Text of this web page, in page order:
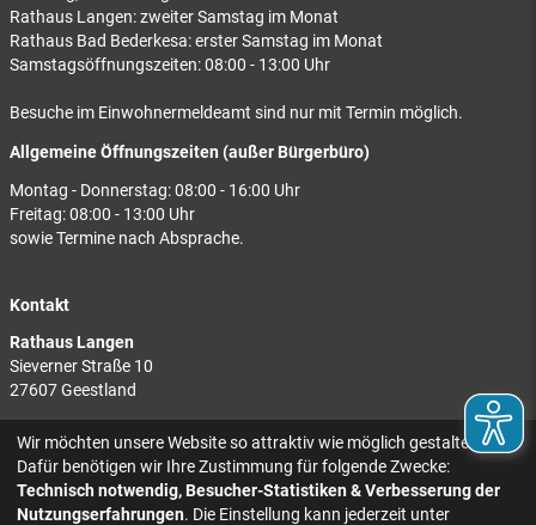
Rathaus Langen: zweiter Samstag im Monat
Rathaus Bad Bederkesa: erster Samstag im Monat
Samstagsöffnungszeiten: 08:00 - 13:00 Uhr
Besuche im Einwohnermeldeamt sind nur mit Termin möglich.
Allgemeine Öffnungszeiten (außer Bürgerbüro)
Montag - Donnerstag: 08:00 - 16:00 Uhr
Freitag: 08:00 - 13:00 Uhr
sowie Termine nach Absprache.
Kontakt
Rathaus Langen
Sieverner Straße 10
27607 Geestland
Rathaus Bad Bederkesa
Am Markt 8
27624 Geestland
Wir möchten unsere Website so attraktiv wie möglich gestalten.
Dafür benötigen wir Ihre Zustimmung für folgende Zwecke:
Technisch notwendig, Besucher-Statistiken & Verbesserung der
Nutzungserfahrungen. Die Einstellung kann jederzeit unter